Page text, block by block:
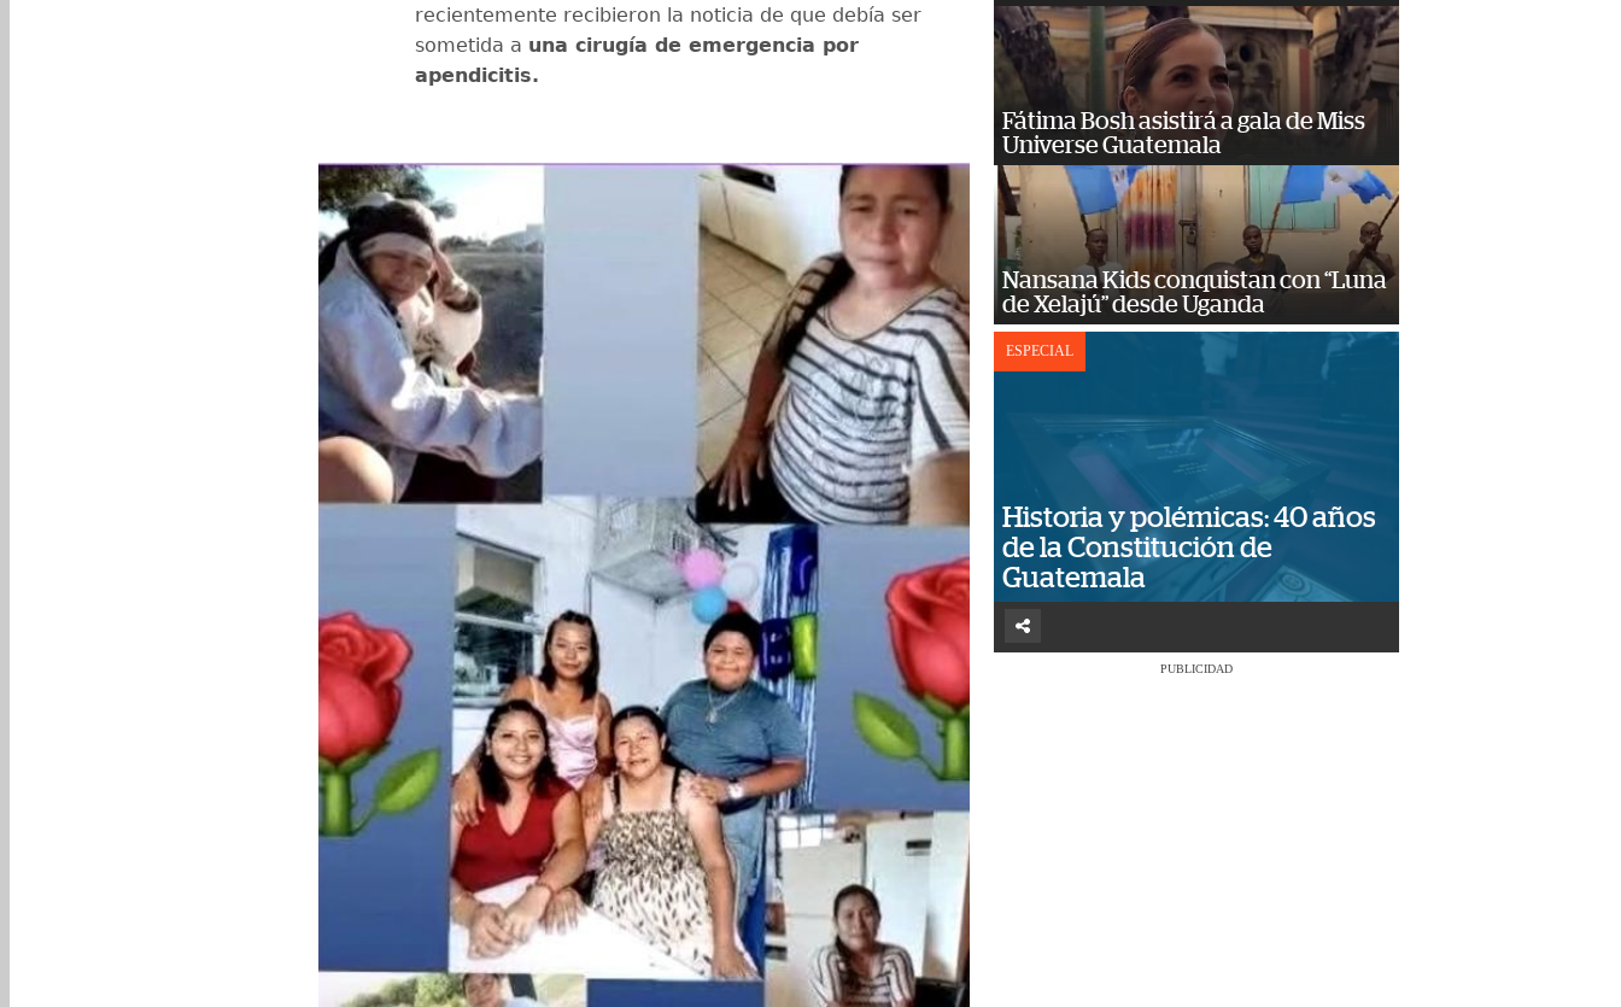
recientemente recibieron la noticia de que debía ser
sometida a una cirugía de emergencia por
apendicitis.
Fátima Bosh asistirá a gala de Miss
Universe Guatemala
Nansana Kids conquistan con “Luna
de Xelajú” desde Uganda
ESPECIAL
Historia y polémicas: 40 años
de la Constitución de
Guatemala
PUBLICIDAD